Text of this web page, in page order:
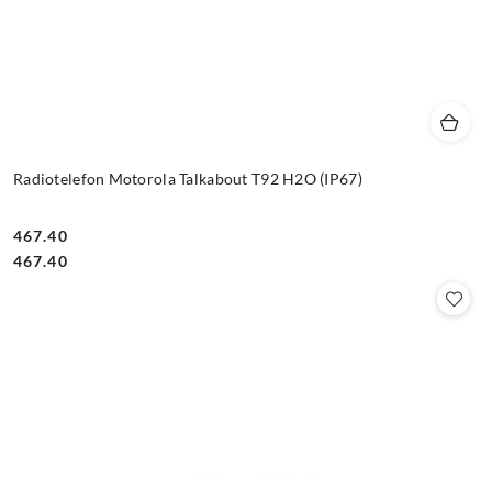
Radiotelefon Motorola Talkabout T92 H2O (IP67)
Cena:
467.40
Cena:
467.40